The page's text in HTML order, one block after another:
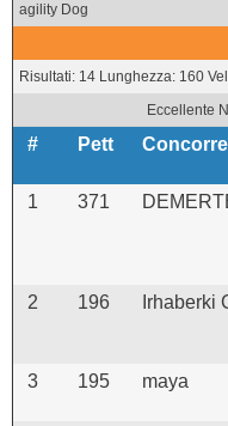
agility Dog
Risultati: 14 Lunghezza: 160
Eccellente
# Pett
1 371
2 196 Irhaberki
3
195 maya